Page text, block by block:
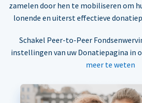
zamelen door hen te mobiliseren om
lonende en uiterst effectieve
Schakel Peer-to-Peer
instellingen van uw Donatiepagina in
meer te weten